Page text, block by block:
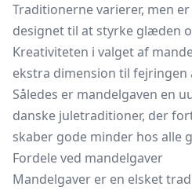
Traditionerne varierer, men
designet til at styrke glæden
Kreativiteten i valget af
ekstra dimension til fejringen
Således er mandelgaven en
danske juletraditioner, der
skaber gode minder hos alle
Fordele ved mandelgaver
Mandelgaver er en elsket